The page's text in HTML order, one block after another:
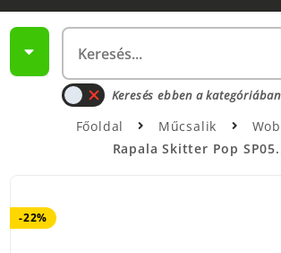
Keresés ebben a kategóriában
Főoldal Műcsalik
Rapala Skitter Pop
-22%